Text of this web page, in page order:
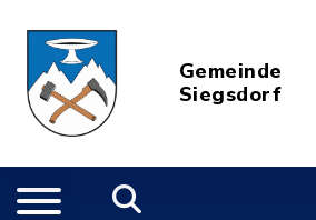
Gemeinde
Siegsdorf